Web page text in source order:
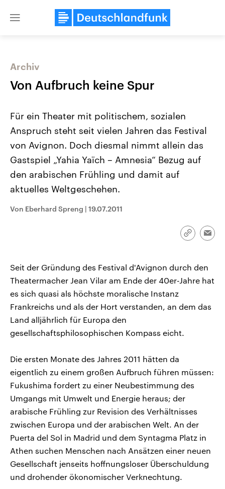
Close
Landtagswahl Sachsen-Anhalt
2026
Alle Informationen
September 2026 einen neuen
Landtag. Seit 2021 wird das
und Kandidaten der anstehenden
Wahl.
USA
mit großem Einfluss auf
aktuelle Weltgeschehen.
Audio-Archiv
Archiv
Von Aufbruch keine Spur
Für ein Theater mit politischem, sozialen
Anspruch steht seit vielen Jahren das Festival
von Avignon. Doch diesmal nimmt allein das
Gastspiel „Yahia Yaïch – Amnesia“ Bezug auf
den arabischen Frühling und damit auf
aktuelles Weltgeschehen.
Von Eberhard Spreng | 19.07.2011
Link
Seit der Gründung des Festival d'Avignon durch den
Theatermacher Jean Vilar am Ende der 40er-Jahre hat
es sich quasi als höchste moralische Instanz
Frankreichs und als der Hort verstanden, an dem das
Land alljährlich für Europa den
gesellschaftsphilosophischen Kompass eicht.
Die ersten Monate des Jahres 2011 hätten da
eigentlich zu einem großen Aufbruch führen müssen:
Fukushima fordert zu einer Neubestimmung des
Umgangs mit Umwelt und Energie heraus; der
arabische Frühling zur Revision des Verhältnisses
zwischen Europa und der arabischen Welt. An der
Puerta del Sol in Madrid und dem Syntagma Platz in
Athen suchen Menschen nach Ansätzen einer neuen
Gesellschaft jenseits hoffnungsloser Überschuldung
und drohender ökonomischer Verknechtung.